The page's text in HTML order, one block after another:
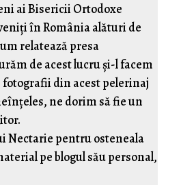
ai Bisericii Ortodoxe
în România alături de
relatează presa
de acest lucru și-l facem
din acest pelerinaj
ne dorim să fie un
pentru osteneala
pe blogul său personal,